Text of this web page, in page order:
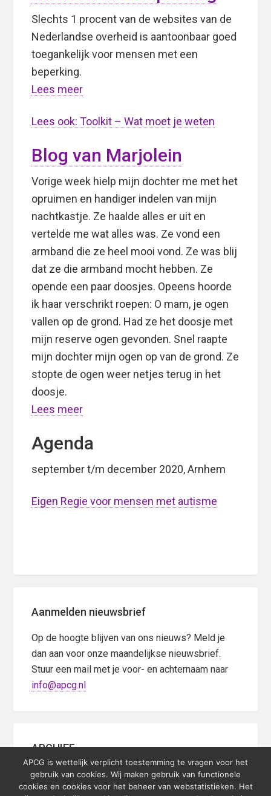
Slechts 1 procent van de websites van de
Nederlandse overheid is aantoonbaar goed
toegankelijk voor mensen met een
beperking.
Lees meer
Lees ook: Toolkit – Wat moet je weten
Blog van Marjolein
Vorige week hielp mijn dochter me met het
opruimen en handiger indelen van mijn
nachtkastje. Ze haalde alles er uit en
vertelde me wat alles was. Ze vond een
armband die ze heel mooi vond. Ze was blij
dat ze die armband mocht hebben. Ze
opende een paar doosjes. Opeens hoorde
ik haar verschrikt roepen: O mam, je ogen
vallen op de grond. Had ze het doosje met
mijn reserve ogen gevonden. Snel raapte
mijn dochter mijn ogen op van de grond. Ze
stopte de ogen weer netjes terug in het
doosje.
Lees meer
Agenda
september t/m december 2020, Arnhem
Eigen Regie voor mensen met autisme
Sidebar
Aanmelden nieuwsbrief
Op de hoogte blijven van ons nieuws? Meld je
dan aan voor onze maandelijkse nieuwsbrief.
Stuur een mail met je voor- en achternaam naar
info@apcg.nl
ARCHIEF
Eerdere nieuwsbrieven
APCG is wettelijk verplicht toestemming te vragen voor het
gebruik van cookies. Wij maken gebruik van functionele
cookies en cookies voor het beheer van webstatistieken. Het